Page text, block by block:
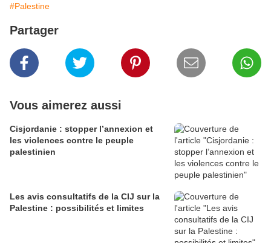
#Palestine
Partager
Vous aimerez aussi
Cisjordanie : stopper l’annexion et
les violences contre le peuple
palestinien
Les avis consultatifs de la CIJ sur la
Palestine : possibilités et limites